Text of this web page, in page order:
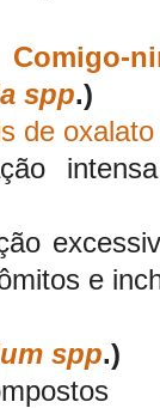
Comigo-
spp.)
de
e
spp.)